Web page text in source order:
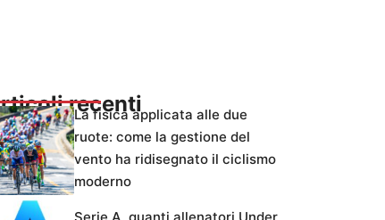
recenti
La fisica applicata alle due
ruote: come la gestione del
vento ha ridisegnato il ciclismo
moderno